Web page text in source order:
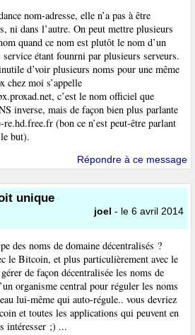
nom-adresse, elle n’a pas à être
ni dans l’autre. On peut mettre plusieurs
quand ce nom est plutôt le nom d’un
service étant founrni par plusieurs serveurs.
d’voir plusieurs noms pour une même
chez moi s’appelle
c’est le nom officiel que
inverse, mais de façon bien plus parlante
re.hd.free.fr (bon ce n’est peut-être parlant
but).
Répondre à ce message
unique
joel - le 6 avril 2014
des noms de domaine décentralisés ?
le Bitcoin, et plus particulièrement avec le
de façon décentralisée les noms de
organisme central pour réguler les noms
lui-même qui auto-régule.. vous devriez
et toutes les applications qui peuvent en
intéresser ;) ...